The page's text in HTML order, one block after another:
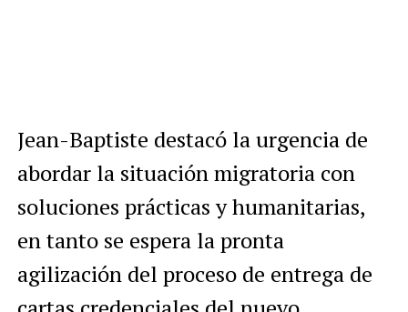
Jean-Baptiste destacó la urgencia de
abordar la situación migratoria con
soluciones prácticas y humanitarias,
en tanto se espera la pronta
agilización del proceso de entrega de